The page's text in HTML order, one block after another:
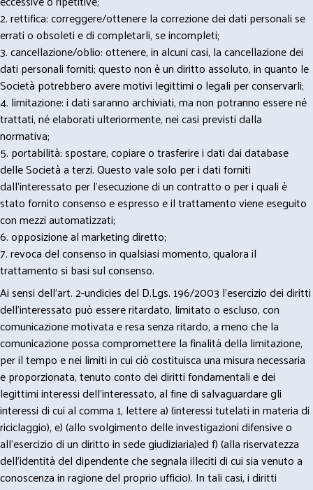
2. rettifica: correggere/ottenere la correzione dei dati personali se
errati o obsoleti e di completarli, se incompleti;
3. cancellazione/oblio: ottenere, in alcuni casi, la cancellazione dei
dati personali forniti; questo non è un diritto assoluto, in quanto le
Società potrebbero avere motivi legittimi o legali per conservarli;
4. limitazione: i dati saranno archiviati, ma non potranno essere né
trattati, né elaborati ulteriormente, nei casi previsti dalla
normativa;
5. portabilità: spostare, copiare o trasferire i dati dai database
delle Società a terzi. Questo vale solo per i dati forniti
dall’interessato per l’esecuzione di un contratto o per i quali è
stato fornito consenso e espresso e il trattamento viene eseguito
con mezzi automatizzati;
6. opposizione al marketing diretto;
7. revoca del consenso in qualsiasi momento, qualora il
trattamento si basi sul consenso.
Ai sensi dell’art. 2-undicies del D.Lgs. 196/2003 l’esercizio dei diritti
dell’interessato può essere ritardato, limitato o escluso, con
comunicazione motivata e resa senza ritardo, a meno che la
comunicazione possa compromettere la finalità della limitazione,
per il tempo e nei limiti in cui ciò costituisca una misura necessaria
e proporzionata, tenuto conto dei diritti fondamentali e dei
legittimi interessi dell’interessato, al fine di salvaguardare gli
interessi di cui al comma 1, lettere a) (interessi tutelati in materia di
riciclaggio), e) (allo svolgimento delle investigazioni difensive o
all’esercizio di un diritto in sede giudiziaria)ed f) (alla riservatezza
dell’identità del dipendente che segnala illeciti di cui sia venuto a
conoscenza in ragione del proprio ufficio). In tali casi, i diritti